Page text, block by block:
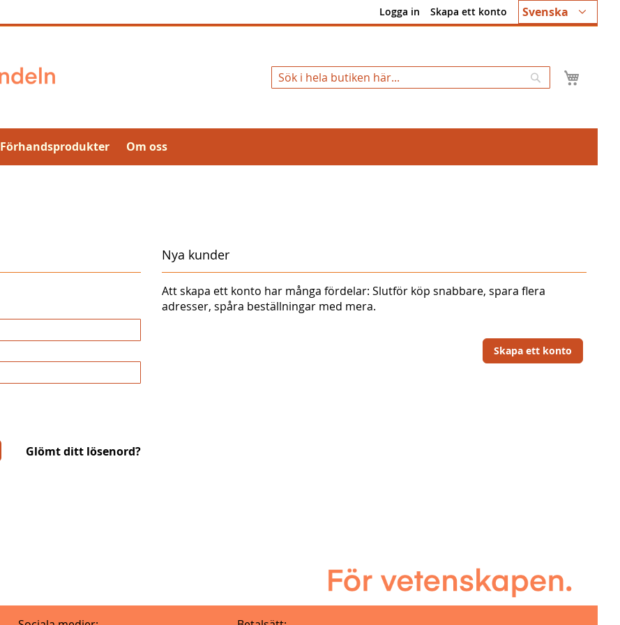
Språk
Svenska
Logga in Skapa ett konto
Sök
Förhandsprodukter Om oss
Glömt ditt lösenord?
Nya kunder
Att skapa ett konto har många fördelar: Slutför köp snabbare, spara flera
adresser, spåra beställningar med mera.
Skapa ett konto